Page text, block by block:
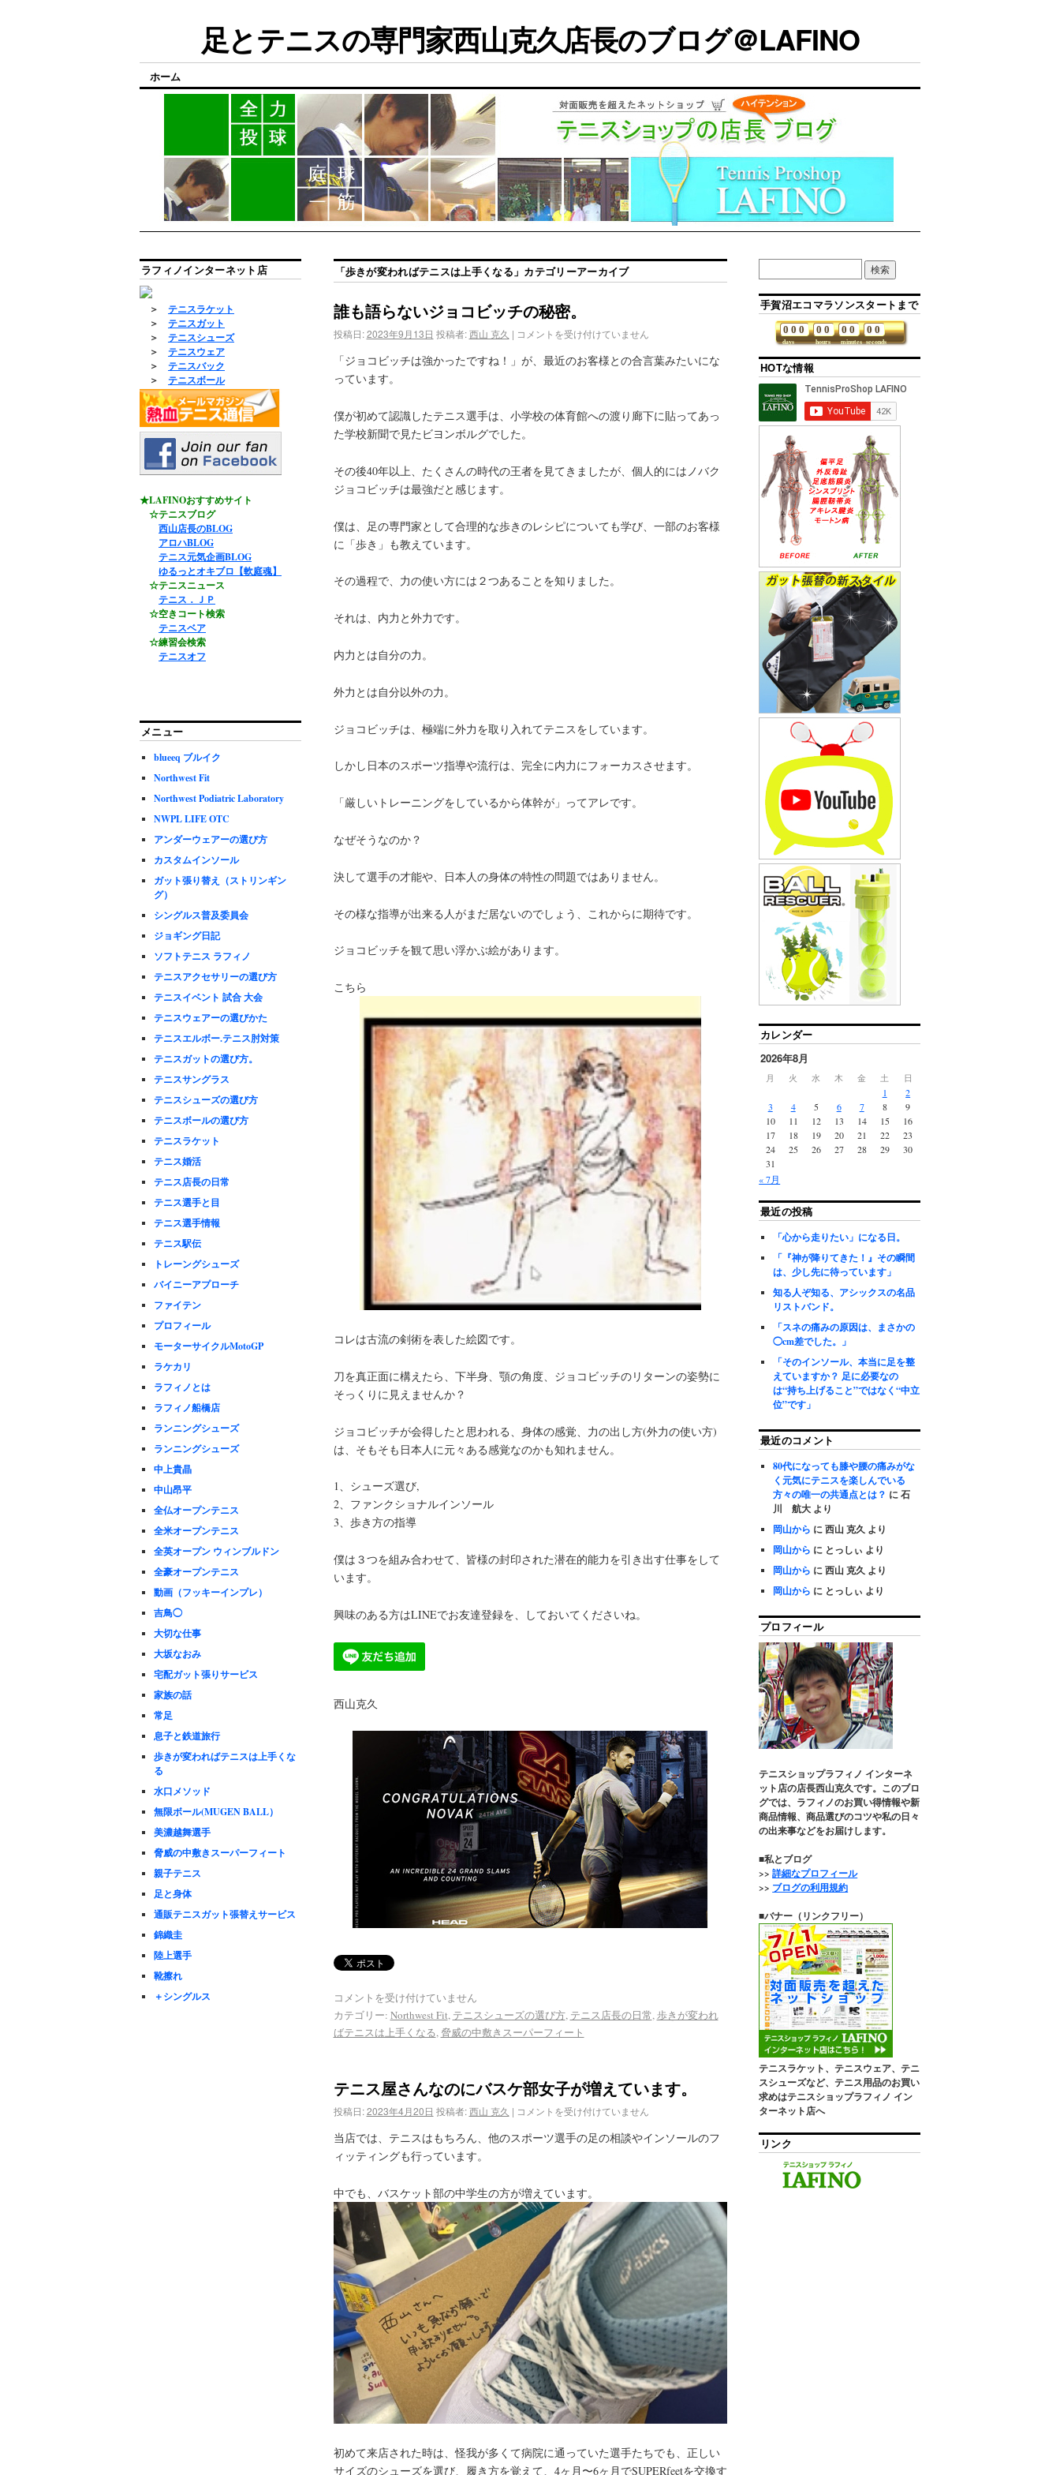
足とテニスの専門家西山克久店長のブログ＠LAFINO
ホーム
「歩きが変わればテニスは上手くなる 」カテゴリーアーカイブ
誰も語らないジョコビッチの秘密。
投稿日: 2023年9月13日 投稿者: 西山 克久 | コメントを受け付けていません
「ジョコビッチは強かったですね！」が、最近のお客様との合言葉みたいにな
っています。
僕が初めて認識したテニス選手は、小学校の体育館への渡り廊下に貼ってあっ
た学校新聞で見たビヨンボルグでした。
その後40年以上、たくさんの時代の王者を見てきましたが、個人的にはノバク
ジョコビッチは最強だと感じます。
僕は、足の専門家として合理的な歩きのレシピについても学び、一部のお客様
に「歩き」も教えています。
その過程で、力の使い方には２つあることを知りました。
それは、内力と外力です。
内力とは自分の力。
外力とは自分以外の力。
ジョコビッチは、極端に外力を取り入れてテニスをしています。
しかし日本のスポーツ指導や流行は、完全に内力にフォーカスさせます。
「厳しいトレーニングをしているから体幹が」ってアレです。
なぜそうなのか？
決して選手の才能や、日本人の身体の特性の問題ではありません。
その様な指導が出来る人がまだ居ないのでしょう、これからに期待です。
ジョコビッチを観て思い浮かぶ絵があります。
こちら
コレは古流の剣術を表した絵図です。
刀を真正面に構えたら、下半身、顎の角度、ジョコビッチのリターンの姿勢に
そっくりに見えませんか？
ジョコビッチが会得したと思われる、身体の感覚、力の出し方(外力の使い方)
は、そもそも日本人に元々ある感覚なのかも知れません。
1、シューズ選び,
2、ファンクショナルインソール
3、歩き方の指導
僕は３つを組み合わせて、皆様の封印された潜在的能力を引き出す仕事をして
います。
興味のある方はLINEでお友達登録を、しておいてくださいね。
西山克久
コメントを受け付けていません
カテゴリー: Northwest Fit, テニスシューズの選び方, テニス店長の日常,歩きが変われ
ばテニスは上手くなる, 脅威の中敷きスーパーフィート
テニス屋さんなのにバスケ部女子が増えています。
投稿日: 2023年4月20日 投稿者: 西山 克久 | コメントを受け付けていません
当店では、テニスはもちろん、他のスポーツ選手の足の相談やインソールのフ
ィッティングも行っています。
中でも、バスケット部の中学生の方が増えています。
初めて来店された時は、怪我が多くて病院に通っていた選手たちでも、正しい
サイズのシューズを選び、履き方を覚えて、4ヶ月〜6ヶ月でSUPERfeetを交換す
ラフィノインターネット店
＞ テニスラケット
＞ テニスガット
＞ テニスシューズ
＞ テニスウェア
＞ テニスバック
＞ テニスボール
★LAFINOおすすめサイト
☆テニスブログ
西山店長のBLOG
アロハBLOG
テニス元気企画BLOG
ゆるっとオキブロ【軟庭魂】
☆テニスニュース
テニス．ＪＰ
☆空きコート検索
テニスベア
☆練習会検索
テニスオフ
メニュー
blueeq ブルイク
Northwest Fit
Northwest Podiatric Laboratory
NWPL LIFE OTC
アンダーウェアーの選び方
カスタムインソール
ガット張り替え（ストリンギン
グ）
シングルス普及委員会
ジョギング日記
ソフトテニス ラフィノ
テニスアクセサリーの選び方
テニスイベント 試合 大会
テニスウェアーの選びかた
テニスエルボー.テニス肘対策
テニスガットの選び方。
テニスサングラス
テニスシューズの選び方
テニスボールの選び方
テニスラケット
テニス婚活
テニス店長の日常
テニス選手と目
テニス選手情報
テニス駅伝
トレーングシューズ
バイニーアプローチ
ファイテン
プロフィール
モーターサイクルMotoGP
ラケカリ
ラフィノとは
ラフィノ船橋店
ランニングシューズ
ランニングシューズ
中上貴晶
中山昂平
全仏オープンテニス
全米オープンテニス
全英オープン ウィンブルドン
全豪オープンテニス
動画（フッキーインプレ）
吉鳥◯
大切な仕事
大坂なおみ
宅配ガット張りサービス
家族の話
常足
息子と鉄道旅行
歩きが変わればテニスは上手くな
る
水口メソッド
無限ボール(MUGEN BALL）
美濃越舞選手
脅威の中敷きスーパーフィート
親子テニス
足と身体
通販テニスガット張替えサービス
錦織圭
陸上選手
靴擦れ
＋シングルス
手賀沼エコマラソンスタートまで
days
0 0 0
hours
0 0
minutes
0 0
seconds
0 0
HOTな情報
カレンダー
2026年8月
月 火 水 木 金 土 日
« 7月
1
2
3
4 5 6 7 8
9
10
11 12 13 14 15
16
17
18 19 20 21 22
23
24
25 26 27 28 29
30
31
最近の投稿
「心から走りたい」になる日。
「『神が降りてきた！』その瞬間
は、少し先に待っています」
知る人ぞ知る、アシックスの名品
リストバンド。
「スネの痛みの原因は、まさかの
◯cm差でした。」
「そのインソール、本当に足を整
えていますか？ 足に必要なの
は“持ち上げること”ではなく“中立
位”です」
最近のコメント
80代になっても膝や腰の痛みがな
く元気にテニスを楽しんでいる
方々の唯一の共通点とは？ に石
川 航大 より
岡山から に西山 克久 より
岡山から に とっしぃ より
岡山から に西山 克久 より
岡山から に とっしぃ より
プロフィール
テニスショップラフィノ インターネ
ット店の店長西山克久です。このブロ
グでは、ラフィノのお買い得情報や新
商品情報、商品選びのコツや私の日々
の出来事などをお届けします。
■私とブログ
>>詳細なプロフィール
>> ブログの利用規約
■バナー（リンクフリー）
テニスラケット、テニスウェア、テニ
スシューズなど、テニス用品のお買い
求めはテニスショップラフィノ イン
ターネット店へ
リンク